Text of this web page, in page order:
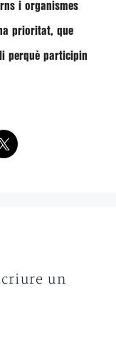
i organismes
prioritat, que
perquè participin
un